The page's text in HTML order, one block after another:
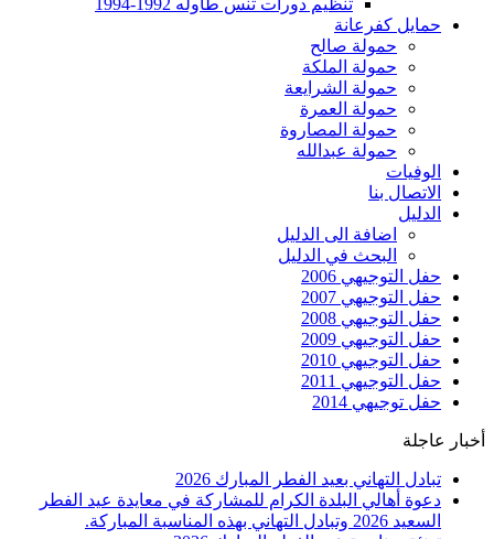
حمايل كفرعانة
حمولة صالح
حمولة الملكة
حمولة الشرايعة
حمولة العمرة
حمولة المصاروة
حمولة عبدالله
الوفيات
الاتصال بنا
الدليل
اضافة الى الدليل
البحث في الدليل
حفل التوجيهي 2006
حفل التوجيهي 2007
حفل التوجيهي 2008
حفل التوجيهي 2009
حفل التوجيهي 2010
حفل التوجيهي 2011
حفل توجيهي 2014
أخبار عاجلة
تبادل التهاني بعيد الفطر المبارك 2026
دعوة أهالي البلدة الكرام للمشاركة في معايدة عيد الفطر
السعيد 2026 وتبادل التهاني بهذه المناسبة المباركة.